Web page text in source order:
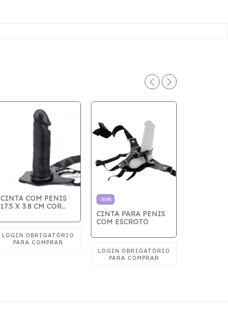
CINTA COM PENIS
17.5 X 3.8 CM COR
-30%
CINTA PARA PENIS
COM ESCROTO